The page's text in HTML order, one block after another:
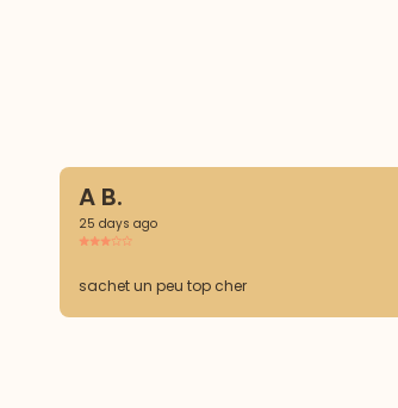
A B.
25 days ago
sachet un peu top cher